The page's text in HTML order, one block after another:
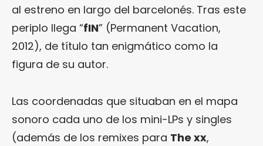
al estreno en largo del barcelonés. Tras este
periplo llega “fIN” (Permanent Vacation,
2012), de título tan enigmático como la
figura de su autor.
Las coordenadas que situaban en el mapa
sonoro cada uno de los mini-LPs y singles
(además de los remixes para The xx,